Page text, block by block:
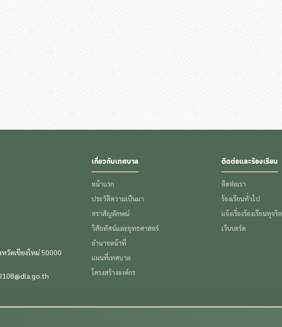
วัดเชียงใหม่ 50000
เกี่ยวกับเทศบาล
หน้าแรก
ประวัติความเป็นมา
ตราสัญลักษณ์
วิสัยทัศน์และยุทธศาสตร์
อำนาจหน้าที่
แผนที่เทศบาล
โครงสร้างองค์กร
ติดต่อและร้องเรียน
ติดต่อเรา
ร้องเรียนทั่วไป
แจ้งเรื่องร้องเรียนทุจริต
เว็บบอร์ด